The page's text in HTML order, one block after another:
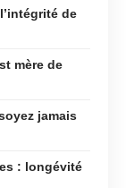
de
mère de
jamais
: longévité